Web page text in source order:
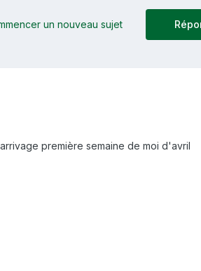
un nouveau sujet
première semaine de moi d'avril